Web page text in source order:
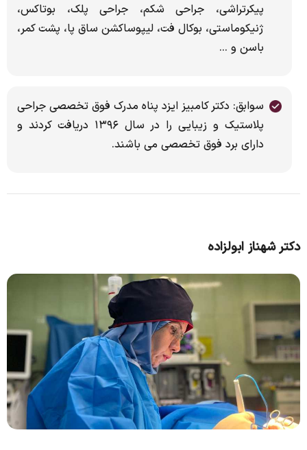
پیکرتراشی، جراحی شکم، جراحی پلک، بوتاکس،
ژنیکوماستی، بوکال فت، لیپوساکشن ساق پا، پشت کمر،
باسن و ...
سوابق: دکتر کامبیز ایزد پناه مدرک فوق تخصصی جراحی
پلاستیک و زیبایی را در سال ۱۳۹۶ دریافت کردند و
دارای برد فوق تخصصی می باشند.
دکتر شهناز ابولزاده